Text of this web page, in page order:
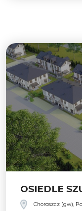
OSIEDLE
Choroszcz (gw),